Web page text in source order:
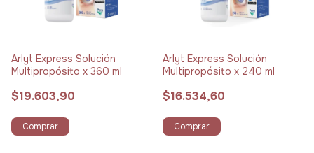
Arlyt Express Solución
Multipropósito x 360 ml
$19.603,90
Comprar
Arlyt Express Solución
Multipropósito x 240 ml
$16.534,60
Comprar